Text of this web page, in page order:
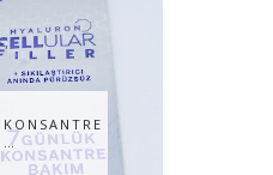
…